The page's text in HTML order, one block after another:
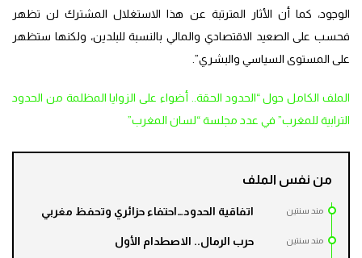
الوجود، كما أن الأثار المترتبة عن هذا الاستغلال المشترك لن تظهر
فحسب على الصعيد الاقتصادي والمالي بالنسبة للبلدين، ولكنها ستظهر
على المستوى السياسي والبشري”.
الملف الكامل حول “الحدود الحقة.. أضواء على الزوايا المظلمة من الحدود
الترابية للمغرب” في عدد مجلسة “لسان المغرب”
من نفس الملف
مند سنتين اتفاقية الحدود…احتفاء حزائري وتحفظ مغربي
مند سنتين حرب الرمال.. الاصطدام الأول